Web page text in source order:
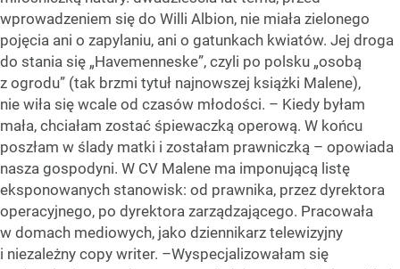
wprowadzeniem się do Willi Albion, nie miała zielonego
pojęcia ani o zapylaniu, ani o gatunkach kwiatów. Jej droga
do stania się „Havemenneske”, czyli po polsku „osobą
z ogrodu” (tak brzmi tytuł najnowszej książki Malene),
nie wiła się wcale od czasów młodości. – Kiedy byłam
mała, chciałam zostać śpiewaczką operową. W końcu
poszłam w ślady matki i zostałam prawniczką – opowiada
nasza gospodyni. W CV Malene ma imponującą listę
eksponowanych stanowisk: od prawnika, przez dyrektora
operacyjnego, po dyrektora zarządzającego. Pracowała
w domach mediowych, jako dziennikarz telewizyjny
i niezależny copy writer. –Wyspecjalizowałam się